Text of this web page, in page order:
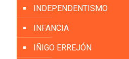
INDEPENDENTISMO
INFANCIA
IÑIGO ERREJÓN